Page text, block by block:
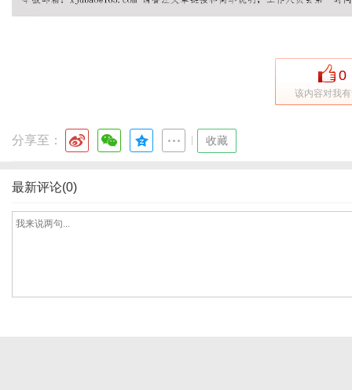
0
该内容对我
分享至： 收藏
最新评论(0)